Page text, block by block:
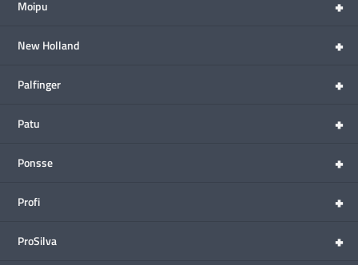
+
Moipu
+
New Holland
+
Palfinger
+
Patu
+
Ponsse
+
Profi
+
ProSilva